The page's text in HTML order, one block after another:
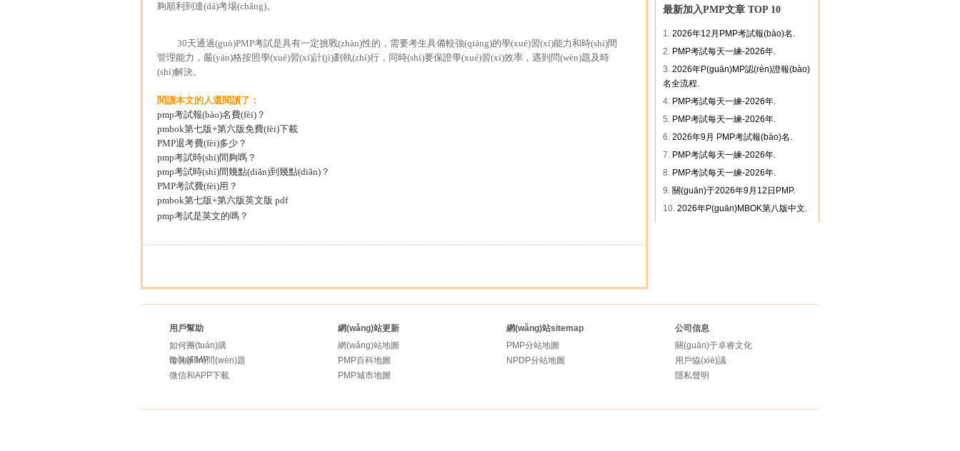
夠順利到達(dá)考場(chǎng)。
30天通過(guò)PMP考試是具有一定挑戰(zhàn)性的，需要考生具備較強(qiáng)的學(xué)習(xí)能力和時(shí)間
管理能力，嚴(yán)格按照學(xué)習(xí)計(jì)劃執(zhí)行，同時(shí)要保證學(xué)習(xí)效率，遇到問(wèn)題及時
(shí)解決。
閱讀本文的人還閱讀了：
pmp考試報(bào)名費(fèi)？
pmbok第七版+第六版免費(fèi)下載
PMP退考費(fèi)多少？
pmp考試時(shí)間夠嗎？
pmp考試時(shí)間幾點(diǎn)到幾點(diǎn)？
PMP考試費(fèi)用？
pmbok第七版+第六版英文版 pdf
pmp考試是英文的嗎？
最新加入PMP文章 TOP 10
1. 2026年12月PMP考試報(bào)名.
2. PMP考試每天一練-2026年.
3. 2026年P(guān)MP認(rèn)證報(bào)
名全流程.
4. PMP考試每天一練-2026年.
5. PMP考試每天一練-2026年.
6. 2026年9月 PMP考試報(bào)名.
7. PMP考試每天一練-2026年.
8. PMP考試每天一練-2026年.
9. 關(guān)于2026年9月12日PMP.
10. 2026年P(guān)MBOK第八版中文.
用戶幫助
如何團(tuán)購
(gòu)PMP
常見(jiàn)問(wèn)題
微信和APP下載
網(wǎng)站更新
網(wǎng)站地圖
PMP百科地圖
PMP城市地圖
網(wǎng)站sitemap
PMP分站地圖
NPDP分站地圖
公司信息
關(guān)于卓睿文化
用戶協(xié)議
隱私聲明